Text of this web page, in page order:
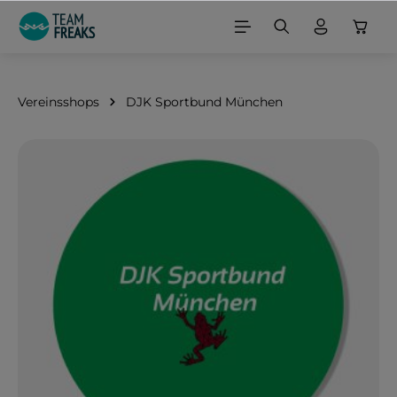
springen
Vereinsshops DJK Sportbund München